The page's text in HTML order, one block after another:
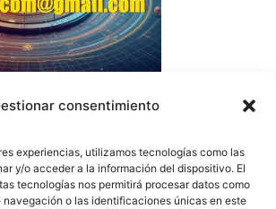
consentimiento
experiencias, utilizamos tecnologías como las
y/o acceder a la información del dispositivo. El
tecnologías nos permitirá procesar datos como
o las identificaciones únicas en este